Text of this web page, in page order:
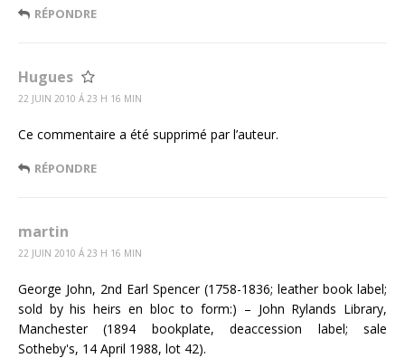
RÉPONDRE
Hugues
22 JUIN 2010 Á 23 H 16 MIN
Ce commentaire a été supprimé par l’auteur.
RÉPONDRE
martin
22 JUIN 2010 Á 23 H 16 MIN
George John, 2nd Earl Spencer (1758-1836; leather book label;
sold by his heirs en bloc to form:) – John Rylands Library,
Manchester (1894 bookplate, deaccession label; sale
Sotheby's, 14 April 1988, lot 42).